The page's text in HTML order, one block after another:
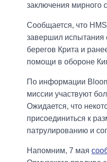
заключения мирного
Сообщается, что
завершил испытания
берегов Крита и
помощи в обороне
По информации
миссии участвуют
Ожидается, что
присоединиться к
патрулированию и
Напомним, 7 мая